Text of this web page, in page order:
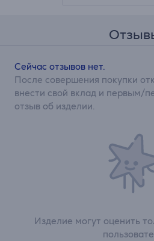
Изделие могут оценить
Сейчас отзывов нет.
После совершения покупки
внести свой вклад и первым/
отзыв об изделии.